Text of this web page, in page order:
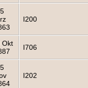
I200
Okt
I706
I202